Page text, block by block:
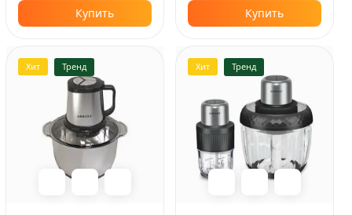
Купить Купить
Хит Тренд Хит Тренд